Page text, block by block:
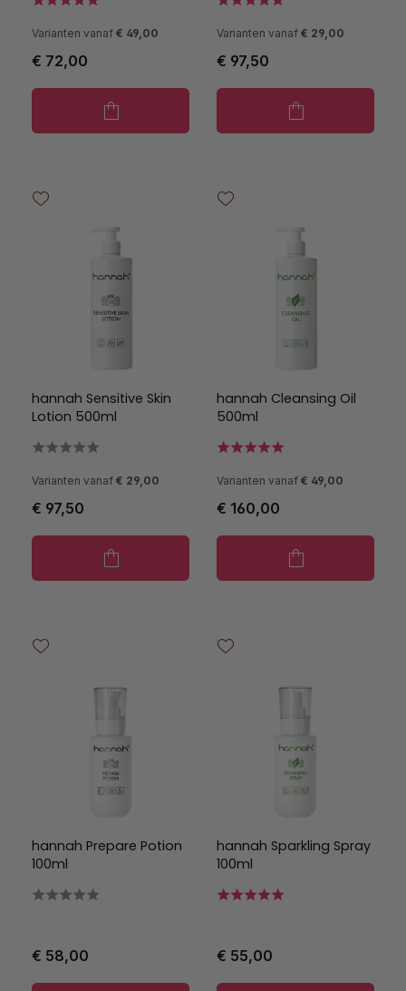
Varianten vanaf € 49,00
€ 72,00
Varianten vanaf € 29,00
€ 97,50
hannah Sensitive Skin
Lotion 500ml
Varianten vanaf € 29,00
€ 97,50
hannah Cleansing Oil
500ml
Varianten vanaf € 49,00
€ 160,00
hannah Prepare Potion
100ml
€ 58,00
hannah Sparkling Spray
100ml
€ 55,00